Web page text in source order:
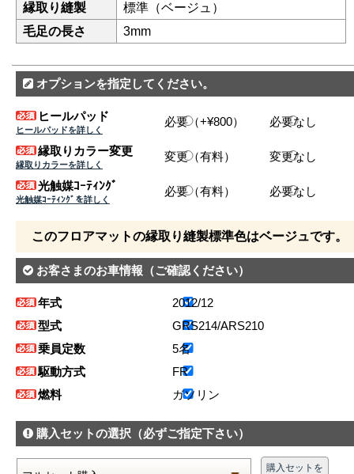
縁取り縫製
標準（ベージュ）
毛足の長さ
3mm
オプションを指定してください。
ヒールパッド
ヒールパッドを詳しく
必要（+¥800） 必要なし
縁取りカラー変更
縁取りカラーを詳しく
変更（有料） 変更なし
光触媒ｺｰﾃｨﾝｸﾞ
光触媒ｺｰﾃｨﾝｸﾞを詳しく
必要（有料） 必要なし
このフロアマットの縁取り縫製標準色はベージュです。
お客さまのお車情報 （ご確認ください）
年式
2012/12
型式
GRS214/ARS210
乗員定数
5名
駆動方式
FR
燃料
ガソリン
購入セットの選択 （必ずご指定下さい）
購入セットを